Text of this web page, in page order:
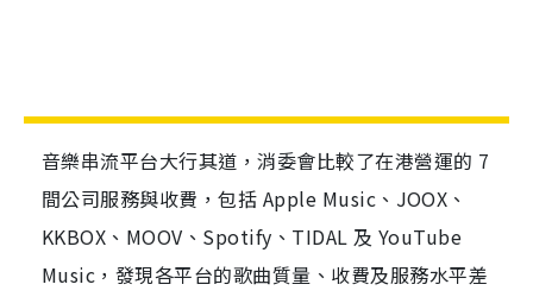
音樂串流平台大行其道，消委會比較了在港營運的 7
間公司服務與收費，包括 Apple Music、JOOX、
KKBOX、MOOV、Spotify、TIDAL 及 YouTube
Music，發現各平台的歌曲質量、收費及服務水平差